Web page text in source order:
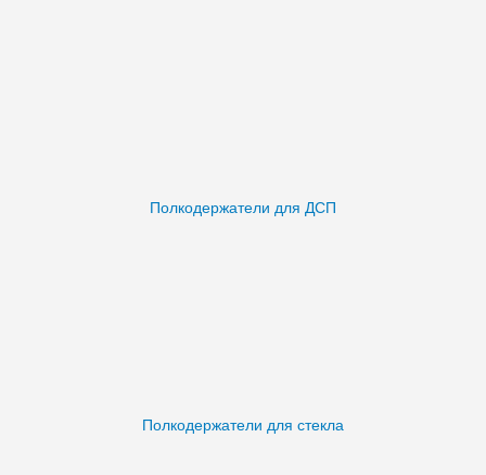
Полкодержатели для ДСП
Полкодержатели для стекла